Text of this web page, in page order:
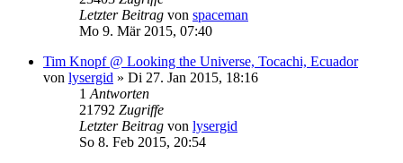
Letzter Beitrag von spaceman
Mo 9. Mär 2015, 07:40
Tim Knopf @ Looking the Universe, Tocachi, Ecuador
von lysergid » Di 27. Jan 2015, 18:16
1 Antworten
21792 Zugriffe
Letzter Beitrag von lysergid
So 8. Feb 2015, 20:54